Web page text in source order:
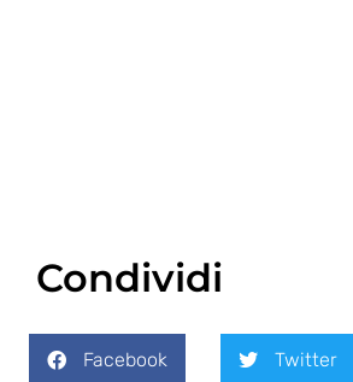
Condividi
Facebook Twitter